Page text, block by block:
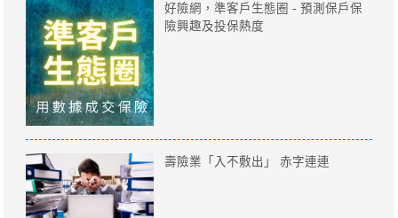
好險網，準客戶生態圈 - 預測保戶保
險興趣及投保熱度
壽險業「入不敷出」 赤字連連